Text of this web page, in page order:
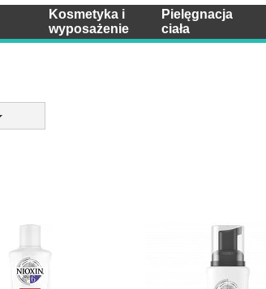
Kosmetyka i
wyposażenie
Pielęgnacja
ciała